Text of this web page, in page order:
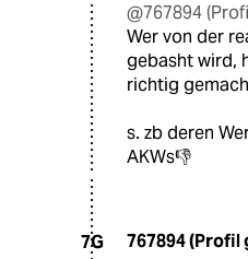
@767894
Wer von der
gebasht wird,
richtig
s. zb deren
AKWs👎
7G 767894 (Profil